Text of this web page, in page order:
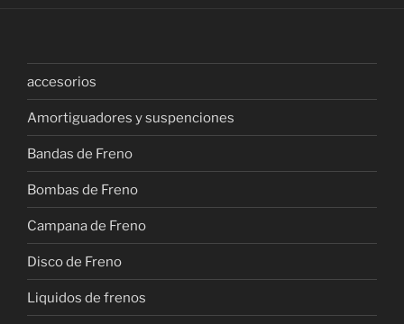
accesorios
Amortiguadores y suspenciones
Bandas de Freno
Bombas de Freno
Campana de Freno
Disco de Freno
Liquidos de frenos